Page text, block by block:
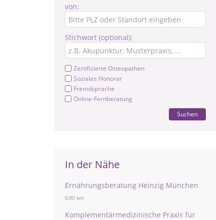
von:
Stichwort (optional):
Zertifizierte Osteopathen
Soziales Honorar
Fremdsprache
Online-Fernberatung
Suchen
In der Nähe
Ernährungsberatung Heinzig München
0,90 km
Komplementärmedizinische Praxis für